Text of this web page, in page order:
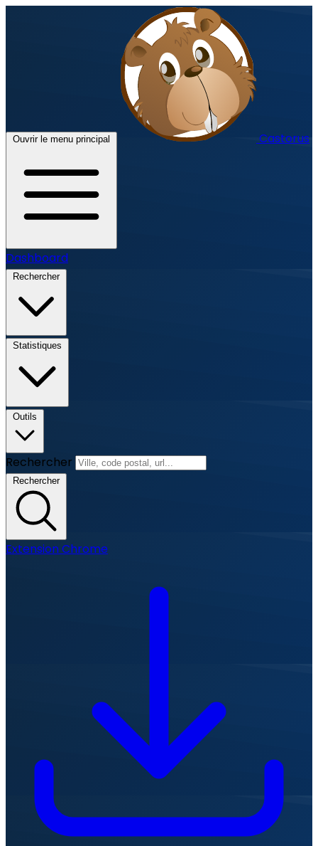
Ouvrir le menu principal Castorus
Dashboard
Rechercher
Statistiques
Outils
Rechercher
Rechercher
Extension Chrome